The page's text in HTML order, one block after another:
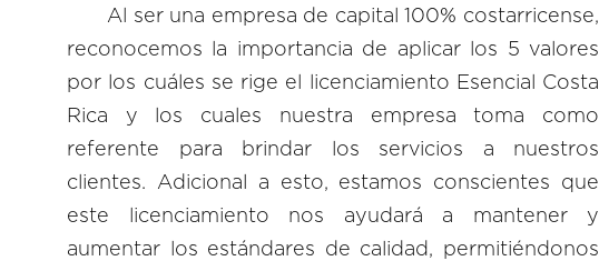
Al ser una empresa de capital 100% costarricense,
reconocemos la importancia de aplicar los 5 valores
por los cuáles se rige el licenciamiento Esencial Costa
Rica y los cuales nuestra empresa toma como
referente para brindar los servicios a nuestros
clientes. Adicional a esto, estamos conscientes que
este licenciamiento nos ayudará a mantener y
aumentar los estándares de calidad, permitiéndonos